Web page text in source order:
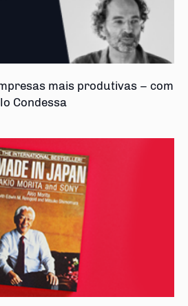
mais produtivas – com
Condessa